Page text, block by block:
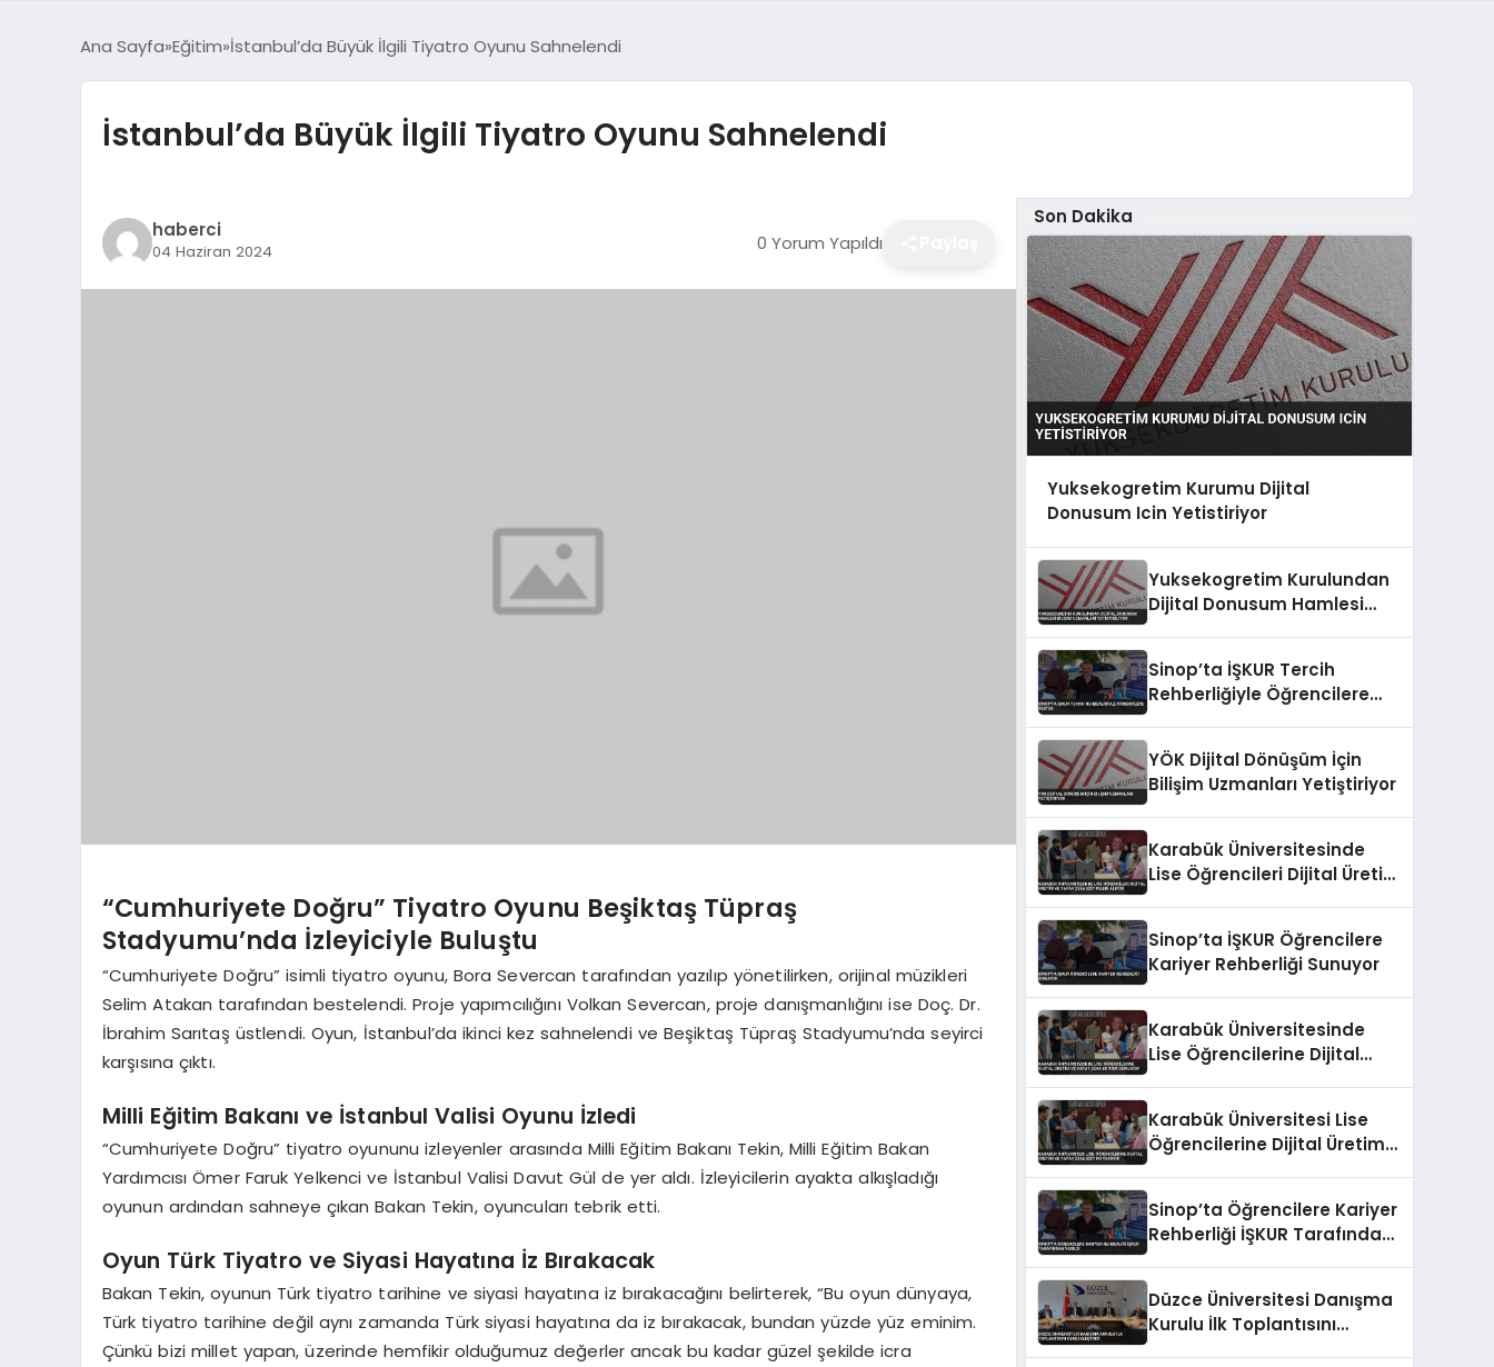
Ana Sayfa Eğitim İstanbul’da Büyük İlgili Tiyatro Oyunu Sahnelendi
İstanbul’da Büyük İlgili Tiyatro Oyunu Sahnelendi
haberci
04 Haziran 2024 0 Yorum Yapıldı
“Cumhuriyete Doğru” Tiyatro Oyunu Beşiktaş Tüpraş
Stadyumu’nda İzleyiciyle Buluştu
“Cumhuriyete Doğru” isimli tiyatro oyunu, Bora Severcan tarafından yazılıp yönetilirken, orijinal müzikleri
Selim Atakan tarafından bestelendi. Proje yapımcılığını Volkan Severcan, proje danışmanlığını ise Doç. Dr.
İbrahim Sarıtaş üstlendi. Oyun, İstanbul’da ikinci kez sahnelendi ve Beşiktaş Tüpraş Stadyumu’nda seyirci
karşısına çıktı.
Milli Eğitim Bakanı ve İstanbul Valisi Oyunu İzledi
“Cumhuriyete Doğru” tiyatro oyununu izleyenler arasında Milli Eğitim Bakanı Tekin, Milli Eğitim Bakan
Yardımcısı Ömer Faruk Yelkenci ve İstanbul Valisi Davut Gül de yer aldı. İzleyicilerin ayakta alkışladığı
oyunun ardından sahneye çıkan Bakan Tekin, oyuncuları tebrik etti.
Oyun Türk Tiyatro ve Siyasi Hayatına İz Bırakacak
Bakan Tekin, oyunun Türk tiyatro tarihine ve siyasi hayatına iz bırakacağını belirterek, “Bu oyun dünyaya,
Türk tiyatro tarihine değil aynı zamanda Türk siyasi hayatına da iz bırakacak, bundan yüzde yüz eminim.
Çünkü bizi millet yapan, üzerinde hemfikir olduğumuz değerler ancak bu kadar güzel şekilde icra
Son Dakika
Yuksekogretim Kurumu Dijital
Donusum Icin Yetistiriyor
Yuksekogretim Kurulundan
Dijital Donusum Hamlesi
Sinop’ta İŞKUR Tercih
Rehberliğiyle Öğrencilere
YÖK Dijital Dönüşüm İçin
Bilişim Uzmanları Yetiştiriyor
Karabük Üniversitesinde
Lise Öğrencileri Dijital Üretim
Sinop’ta İŞKUR Öğrencilere
Kariyer Rehberliği Sunuyor
Karabük Üniversitesinde
Lise Öğrencilerine Dijital
Karabük Üniversitesi Lise
Öğrencilerine Dijital Üretim
Sinop’ta Öğrencilere Kariyer
Rehberliği İŞKUR Tarafından
Düzce Üniversitesi Danışma
Kurulu İlk Toplantısını